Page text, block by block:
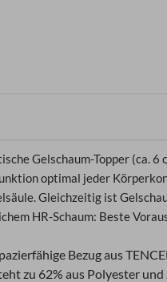
Gelschaum-Topper (ca. 6
optimal jeder
Gleichzeitig ist
HR-Schaum: Beste
Bezug aus
zu 62% aus Polyester